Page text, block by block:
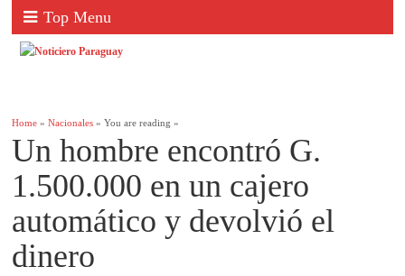
Top Menu
Home »Nacionales » You are reading »
Un hombre encontró G.
1.500.000 en un cajero
automático y devolvió el
dinero